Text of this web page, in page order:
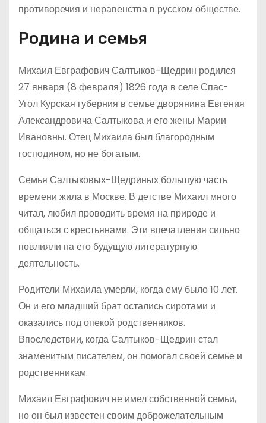
противоречия и неравенства в русском обществе.
Родина и семья
Михаил Евграфович Салтыков-Щедрин родился
27 января (8 февраля) 1826 года в селе Спас-
Угол Курская губерния в семье дворянина Евгения
Александровича Салтыкова и его жены Марии
Ивановны. Отец Михаила был благородным
господином, но не богатым.
Семья Салтыковых-Щедриных большую часть
времени жила в Москве. В детстве Михаил много
читал, любил проводить время на природе и
общаться с крестьянами. Эти впечатления сильно
повлияли на его будущую литературную
деятельность.
Родители Михаила умерли, когда ему было 10 лет.
Он и его младший брат остались сиротами и
оказались под опекой родственников.
Впоследствии, когда Салтыков-Щедрин стал
знаменитым писателем, он помогал своей семье и
родственникам.
Михаил Евграфович не имел собственной семьи,
но он был известен своим доброжелательным